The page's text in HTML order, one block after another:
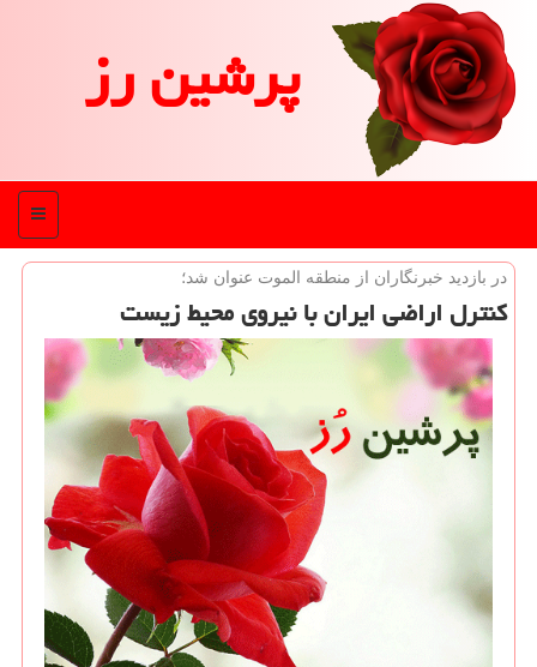
پرشین رز
منو
در بازدید خبرنگاران از منطقه الموت عنوان شد؛
كنترل اراضی ایران با نیروی محیط زیست